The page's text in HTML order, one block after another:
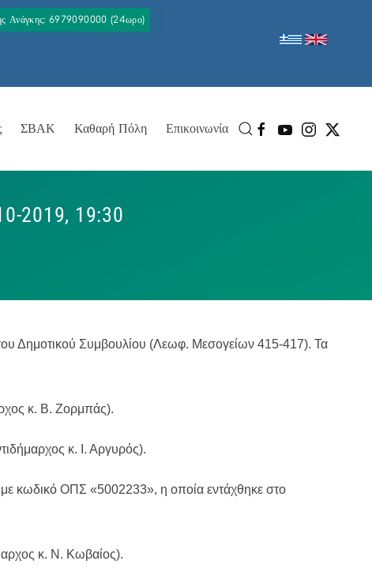
Ανάγκης: 6979090000 (24ωρο)
ΣΒΑΚ Καθαρή Πόλη Επικοινωνία
19:30
Δημοτικού Συμβουλίου (Λεωφ. Μεσογείων 415-417). Τα
κ. Β. Ζορμπάς).
κ. Ι. Αργυρός).
κωδικό ΟΠΣ «5002233», η οποία εντάχθηκε στο
κ. Ν. Κωβαίος).